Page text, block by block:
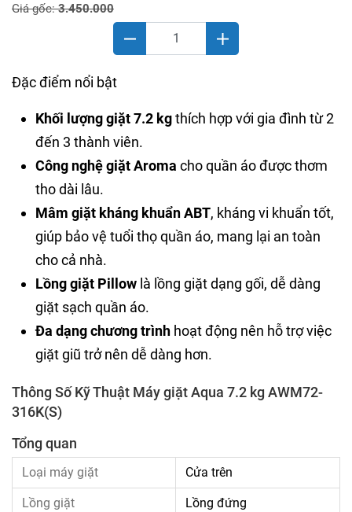
Giá gốc:3.450.000
Đặc điểm nổi bật
Khối lượng giặt 7.2 kgthích hợp với gia đình từ 2
đến 3 thành viên.
Công nghệ giặt Aroma cho quần áo được thơm
tho dài lâu.
Mâm giặt kháng khuẩn ABT, kháng vi khuẩn tốt,
giúp bảo vệ tuổi thọ quần áo, mang lại an toàn
cho cả nhà.
Lồng giặt Pillow là lồng giặt dạng gối, dễ dàng
giặt sạch quần áo.
Đa dạng chương trình hoạt động nên hỗ trợ việc
giặt giũ trở nên dễ dàng hơn.
Thông Số Kỹ Thuật Máy giặt Aqua 7.2 kg AWM72-
316K(S)
Tổng quan
Loại máy giặt Cửa trên
Lồng giặt Lồng đứng